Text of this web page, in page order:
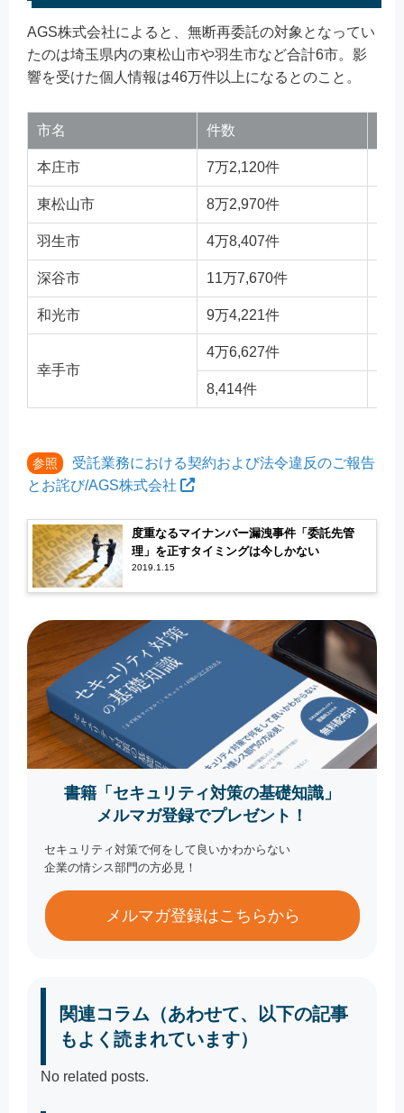
AGS株式会社によると、無断再委託の対象となってい
たのは埼玉県内の東松山市や羽生市など合計6市。影
響を受けた個人情報は46万件以上になるとのこと。
市名 件数
本庄市 7万2,120件
東松山市 8万2,970件
羽生市 4万8,407件
深谷市 11万7,670件
和光市 9万4,221件
幸手市
4万6,627件
8,414件
参照
受託業務における契約および法令違反のご報告
とお詫び/AGS株式会社
度重なるマイナンバー漏洩事件「委託先管
理」を正すタイミングは今しかない
2019.1.15
書籍「セキュリティ対策の基礎知識」
メルマガ登録でプレゼント！
セキュリティ対策で何をして良いかわからない
企業の情シス部門の方必見！
メルマガ登録はこちらから
関連コラム（あわせて、以下の記事
もよく読まれています）
No related posts.